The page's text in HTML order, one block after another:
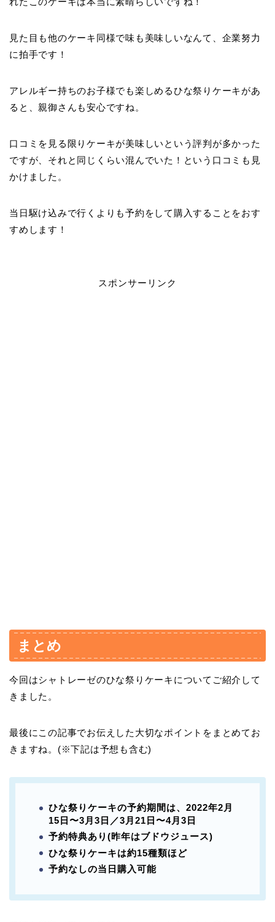
見た目も他のケーキ同様で味も美味しいなんて、企業努力
に拍手です！
アレルギー持ちのお子様でも楽しめるひな祭りケーキがあ
ると、親御さんも安心ですね。
口コミを見る限りケーキが美味しいという評判が多かった
ですが、それと同じくらい混んでいた！という口コミも見
かけました。
当日駆け込みで行くよりも予約をして購入することをおす
すめします！
スポンサーリンク
まとめ
今回はシャトレーゼのひな祭りケーキについてご紹介して
きました。
最後にこの記事でお伝えした大切なポイントをまとめてお
きますね。(※下記は予想も含む)
ひな祭りケーキの予約期間は、2022年2月
15日〜3月3日／3月21日〜4月3日
予約特典あり(昨年はブドウジュース)
ひな祭りケーキは約15種類ほど
予約なしの当日購入可能